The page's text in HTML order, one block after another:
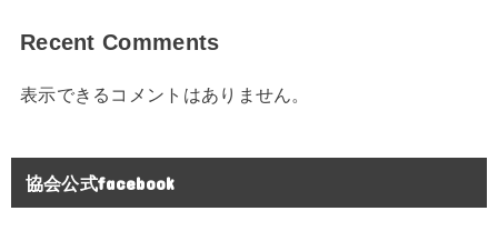
Recent Comments
表示できるコメントはありません。
協会公式facebook